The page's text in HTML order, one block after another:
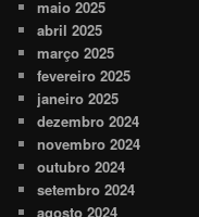
maio 2025
abril 2025
março 2025
fevereiro 2025
janeiro 2025
dezembro 2024
novembro 2024
outubro 2024
setembro 2024
agosto 2024